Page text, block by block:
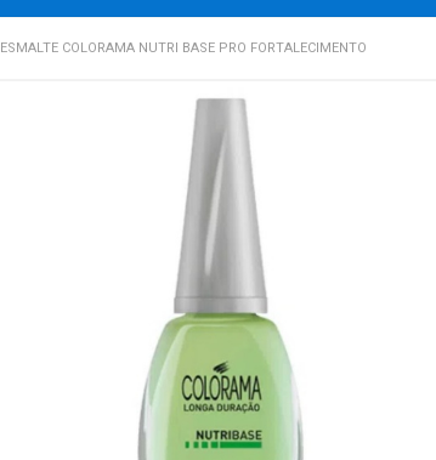
ESMALTE COLORAMA NUTRI BASE PRO FORTALECIMENTO